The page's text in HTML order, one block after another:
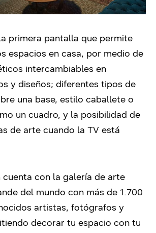
primera pantalla que permite
espacios en casa, por medio de
intercambiables en
y diseños; diferentes tipos de
una base, estilo caballete o
un cuadro, y la posibilidad de
de arte cuando la TV está
cuenta con la galería de arte
del mundo con más de 1.700
artistas, fotógrafos y
decorar tu espacio con tu